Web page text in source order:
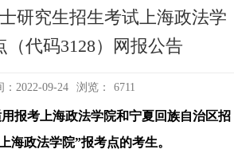
研究生招生考试上海政法学
（代码3128）网报公告
：2022-09-24 浏览： 6711
报考上海政法学院和宁夏回族自治区招
海政法学院”报考点的考生。